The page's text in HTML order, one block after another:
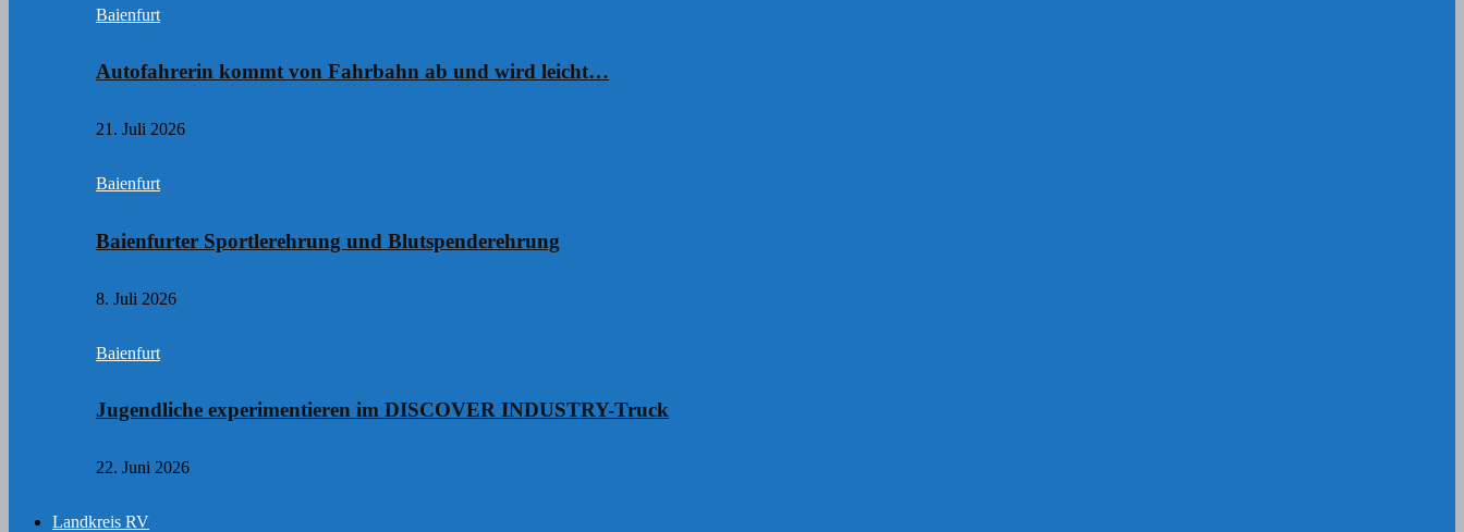
Baienfurt
Autofahrerin kommt von Fahrbahn ab und wird leicht…
21. Juli 2026
Baienfurt
Baienfurter Sportlerehrung und Blutspenderehrung
8. Juli 2026
Baienfurt
Jugendliche experimentieren im DISCOVER INDUSTRY-Truck
22. Juni 2026
Landkreis RV